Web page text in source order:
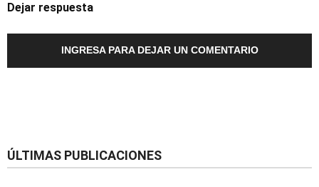
Dejar respuesta
INGRESA PARA DEJAR UN COMENTARIO
ÚLTIMAS PUBLICACIONES